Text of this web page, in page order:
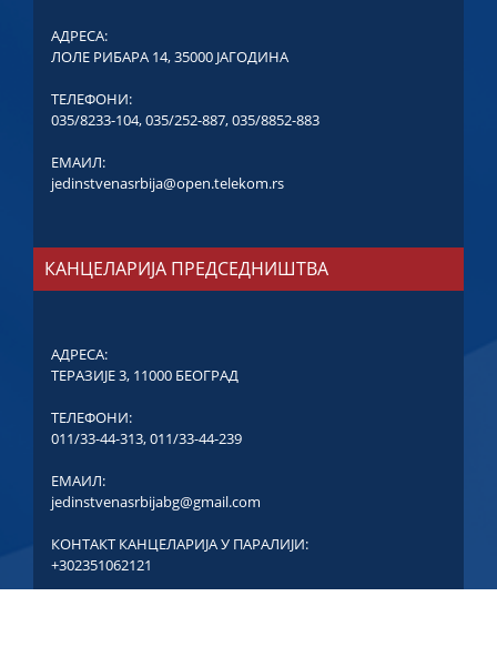
АДРЕСА:
ЛОЛЕ РИБАРА 14, 35000 ЈАГОДИНА
ТЕЛЕФОНИ:
035/8233-104,035/252-887,035/8852-883
ЕМАИЛ:
jedinstvenasrbija@open.telekom.rs
КАНЦЕЛАРИЈА ПРЕДСЕДНИШТВА
АДРЕСА:
ТЕРАЗИЈЕ 3, 11000 БЕОГРАД
ТЕЛЕФОНИ:
011/33-44-313,011/33-44-239
ЕМАИЛ:
jedinstvenasrbijabg@gmail.com
КОНТАКТ КАНЦЕЛАРИЈА У ПАРАЛИЈИ:
+302351062121